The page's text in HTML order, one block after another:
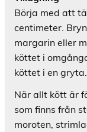
Börja med att
centimeter.
margarin eller
köttet i
köttet i en gryta.
När allt kött är
som finns från
moroten,